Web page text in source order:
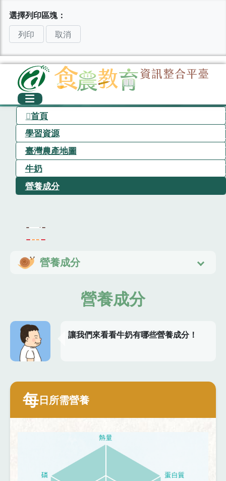
選擇列印區塊：
列印
取消
首頁
學習資源
臺灣農產地圖
牛奶
營養成分
營養成分
營養成分
讓我們來看看牛奶有哪些營養成分！
每日所需營養